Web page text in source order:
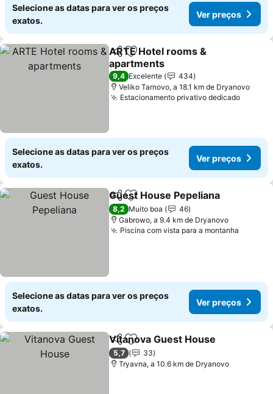
Selecione as datas para ver os preços
exatos.
Ver preços
PartilharAdicionar aos favoritos
ARTE Hotel rooms &
apartments
Ver preços
9,4 Excelente
434
Veliko Tarnovo, a 18.1 km de Dryanovo
Estacionamento privativo dedicadoVer
Selecione as datas para ver os preços
exatos.
Ver preços
PartilharAdicionar aos favoritos
Guest House Pepeliana
8,2 Muito boa
46
Gabrowo, a 9.4 km de Dryanovo
Piscina com vista para a montanha
Selecione as datas para ver os preços
exatos.
Ver preços
PartilharAdicionar aos favoritos
Vitanova Guest House
5,7
33
Tryavna, a 10.6 km de Dryanovo